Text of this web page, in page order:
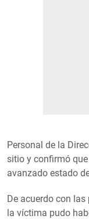
Personal de la
sitio y confirmó
avanzado estado
De acuerdo con
la víctima pudo